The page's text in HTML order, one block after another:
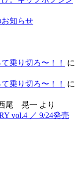
知らせ
乗り切ろ〜！！
に
乗り切ろ〜！！
に
尾 晃一 より
vol.4 ／ 9/24発売